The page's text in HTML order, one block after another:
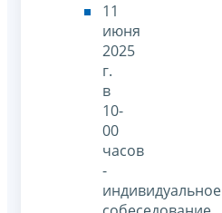
11
июня
2025
г.
в
10-
00
часов
-
индивидуальное